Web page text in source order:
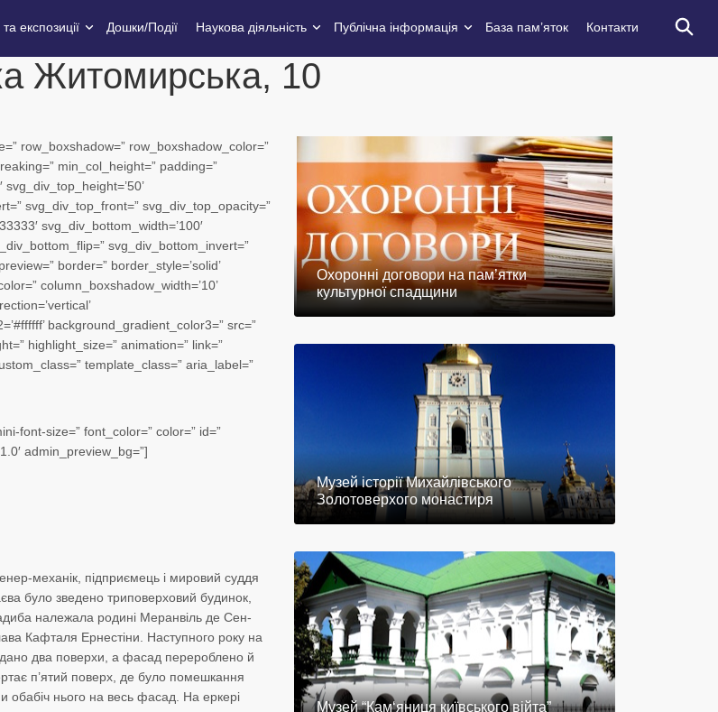
експозиції Дошки/Події Наукова діяльність Публічна інформація База пам’яток Контакти
Житомирська, 10
row_boxshadow=” row_boxshadow_color=”
min_col_height=” padding=”
svg_div_top_front=” svg_div_top_opacity=”
svg_div_bottom_width=’100′
svg_div_bottom_invert=”
border=” border_style=’solid’
column_boxshadow_width=’10’
background_gradient_color3=” src=”
highlight_size=” animation=” link=”
template_class=” aria_label=”
font-size=” font_color=” color=” id=”
admin_preview_bg=”]
механік, підприємець і мировий суддя
було зведено триповерховий будинок,
належала родині Меранвіль де Сен-
Кафталя Ернестіни. Наступного року на
два поверхи, а фасад перероблено й
п’ятий поверх, де було помешкання
обабіч нього на весь фасад. На еркері
Охоронні договори на пам’ятки
культурної спадщини
Музей історії Михайлівського
Золотоверхого монастиря
Музей “Кам‘яниця київського війта”